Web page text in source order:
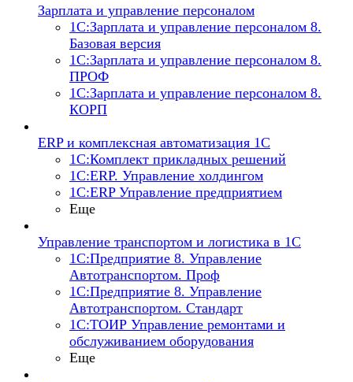
Зарплата и управление персоналом
1С:Зарплата и управление персоналом 8.
Базовая версия
1С:Зарплата и управление персоналом 8.
ПРОФ
1С:Зарплата и управление персоналом 8.
КОРП
ERP и комплексная автоматизация 1С
1С:Комплект прикладных решений
1С:ERP. Управление холдингом
1С:ERP Управление предприятием
Еще
Управление транспортом и логистика в 1С
1С:Предприятие 8. Управление
Автотранспортом. Проф
1С:Предприятие 8. Управление
Автотранспортом. Стандарт
1С:ТОИР Управление ремонтами и
обслуживанием оборудования
Еще